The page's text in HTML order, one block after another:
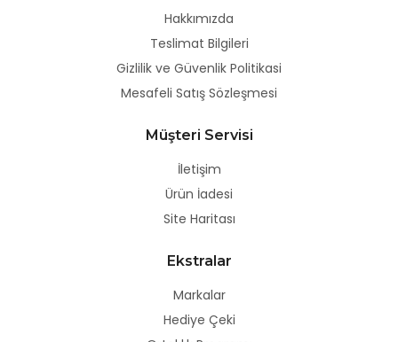
Hakkımızda
Teslimat Bilgileri
Gizlilik ve Güvenlik Politikasi
Mesafeli Satış Sözleşmesi
Müşteri Servisi
İletişim
Ürün İadesi
Site Haritası
Ekstralar
Markalar
Hediye Çeki